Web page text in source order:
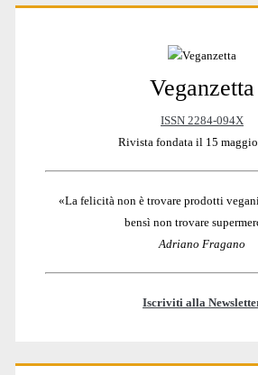
Primary
Veganzetta
ISSN 2284-094X
Rivista fondata il 15
«La felicità non è trovare prodotti
bensì non trovare
Adriano Fragano
Iscriviti alla